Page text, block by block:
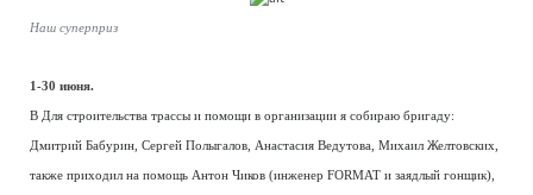
Наш суперприз
1-30 июня.
В Для строительства трассы и помощи в организации я собираю бригаду:
Дмитрий Бабурин, Сергей Полыгалов, Анастасия Ведутова, Михаил Желтовских,
также приходил на помощь Антон Чиков (инженер FORMAT и заядлый гонщик),